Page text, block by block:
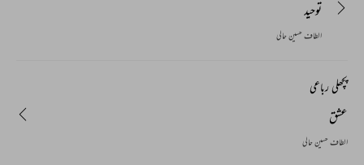
توحید
الطاف حسین حالی
پچھلی رباعی
عشق
الطاف حسین حالی